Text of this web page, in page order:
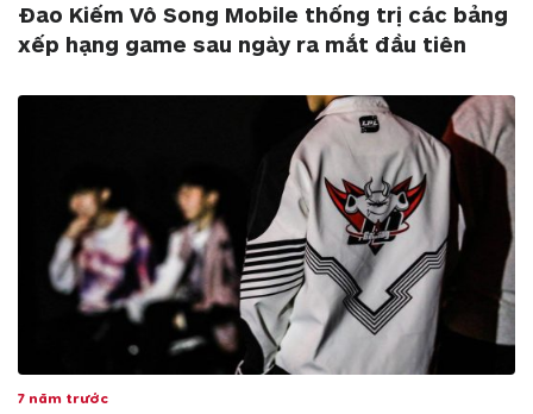
Đao Kiếm Vô Song Mobile thống trị các bảng
xếp hạng game sau ngày ra mắt đầu tiên
7 năm trước